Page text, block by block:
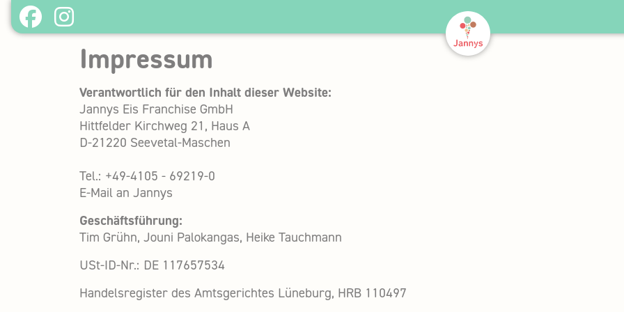
Impressum
Verantwortlich für den Inhalt dieser Website:
Jannys Eis Franchise GmbH
Hittfelder Kirchweg 21, Haus A
D-21220 Seevetal-Maschen
Tel.: +49-4105 - 69219-0
E-Mail an Jannys
Geschäftsführung:
Tim Grühn, Jouni Palokangas, Heike Tauchmann
USt-ID-Nr.: DE 117657534
Handelsregister des Amtsgerichtes Lüneburg, HRB 110497